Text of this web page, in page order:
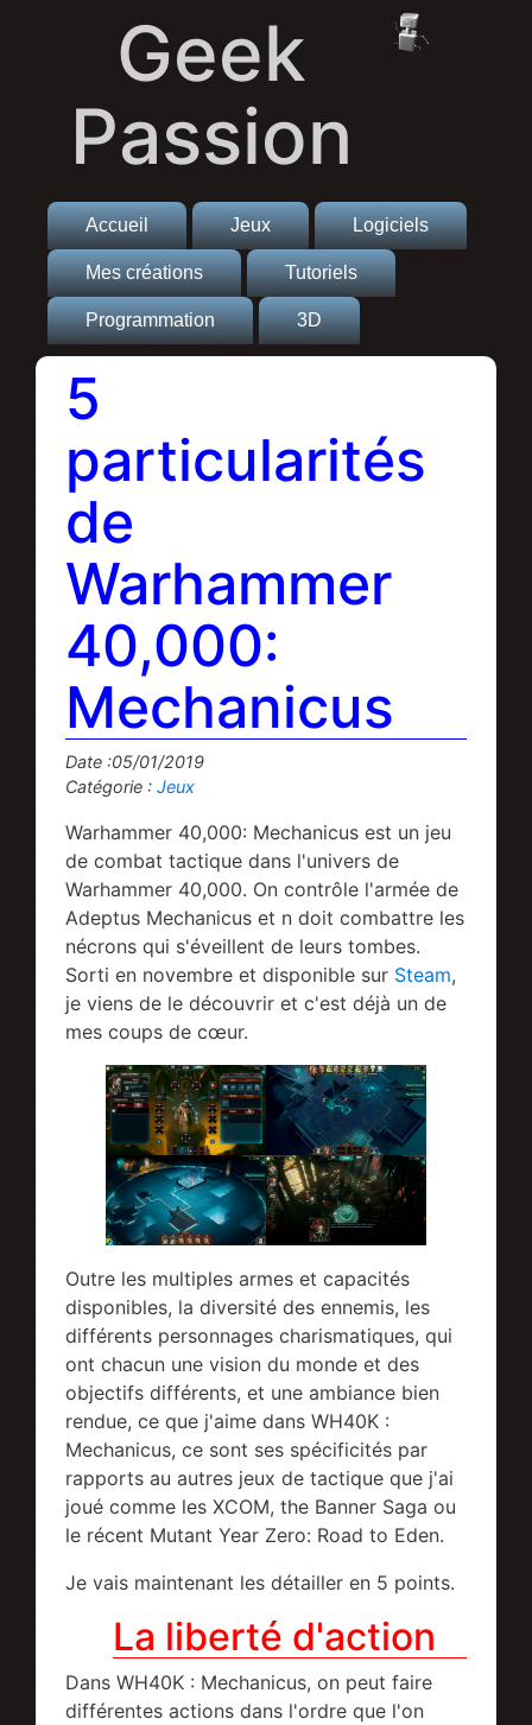
Geek
Passion
Accueil Jeux Logiciels
Mes créations Tutoriels
Programmation 3D
5
particularités
de
Warhammer
40,000:
Mechanicus
Date :05/01/2019
Catégorie : Jeux
Warhammer 40,000: Mechanicus est un jeu
de combat tactique dans l'univers de
Warhammer 40,000. On contrôle l'armée de
Adeptus Mechanicus et n doit combattre les
nécrons qui s'éveillent de leurs tombes.
Sorti en novembre et disponible sur Steam,
je viens de le découvrir et c'est déjà un de
mes coups de cœur.
Outre les multiples armes et capacités
disponibles, la diversité des ennemis, les
différents personnages charismatiques, qui
ont chacun une vision du monde et des
objectifs différents, et une ambiance bien
rendue, ce que j'aime dans WH40K :
Mechanicus, ce sont ses spécificités par
rapports au autres jeux de tactique que j'ai
joué comme les XCOM, the Banner Saga ou
le récent Mutant Year Zero: Road to Eden.
Je vais maintenant les détailler en 5 points.
La liberté d'action
Dans WH40K : Mechanicus, on peut faire
différentes actions dans l'ordre que l'on